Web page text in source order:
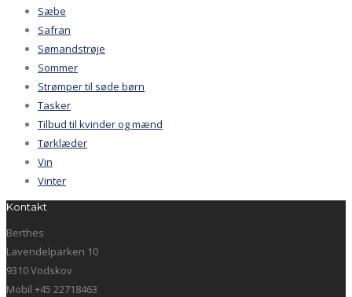
Sæbe
Safran
Sømandstrøje
Sommer
Strømper til søde børn
Tasker
Tilbud til kvinder og mænd
Tørklæder
Vin
Vinter
Kontakt
Berthes
Lavendelparken 10
9310 Vodskov
Mobil +45 22718463